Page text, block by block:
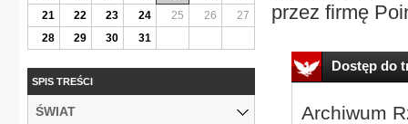
przez firmę
Dostęp do
Archiwum
21
22 23 24 25 26
27
28
29 30 31
SPIS TREŚCI
ŚWIAT